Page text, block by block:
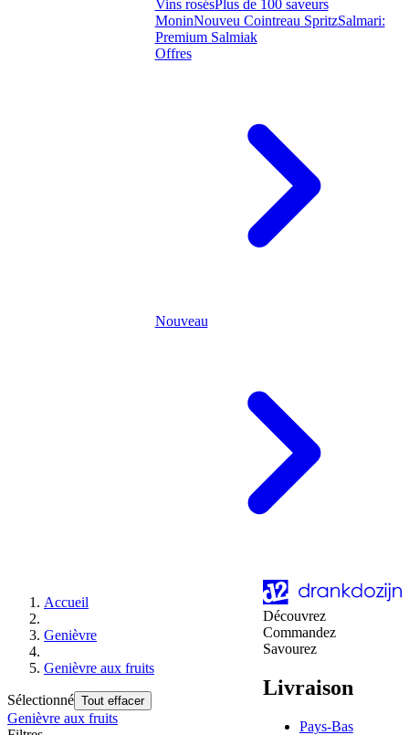
Vins rosésPlus de 100 saveurs
MoninNouveu Cointreau SpritzSalmari:
Premium Salmiak
Offres
Nouveau
Accueil
Genièvre
Genièvre aux fruits
Sélectionné Tout effacer
Genièvre aux fruits
Découvrez
Commandez
Savourez
Livraison
Pays-Bas